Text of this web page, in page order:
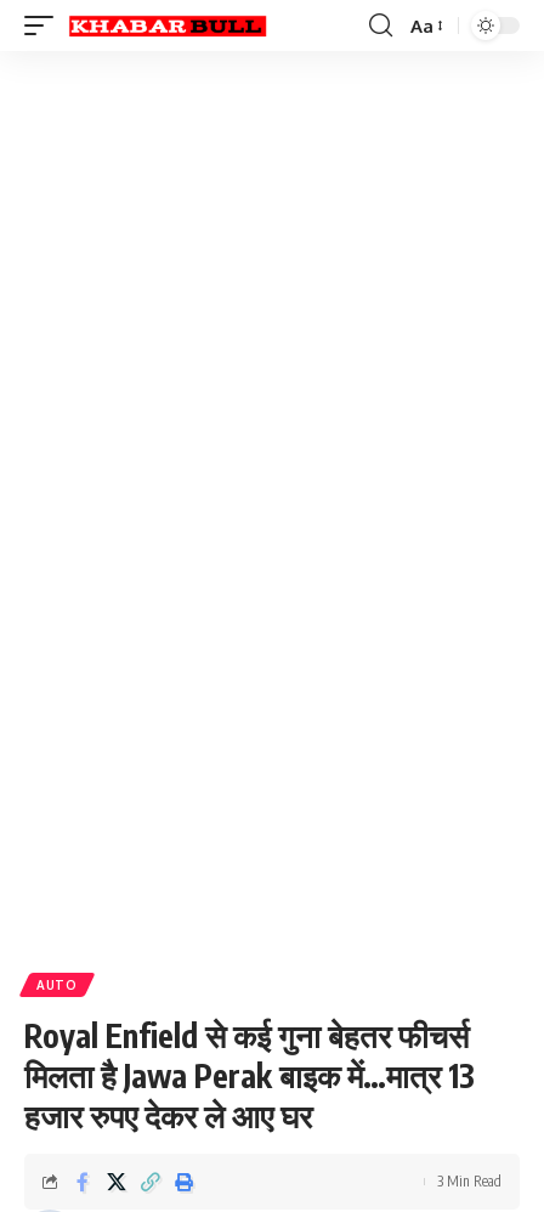
Font
Aa
AUTO
Royal Enfield से कई गुना बेहतर फीचर्स
मिलता है Jawa Perak बाइक में…मात्र 13
हजार रुपए देकर ले आए घर
3 Min Read